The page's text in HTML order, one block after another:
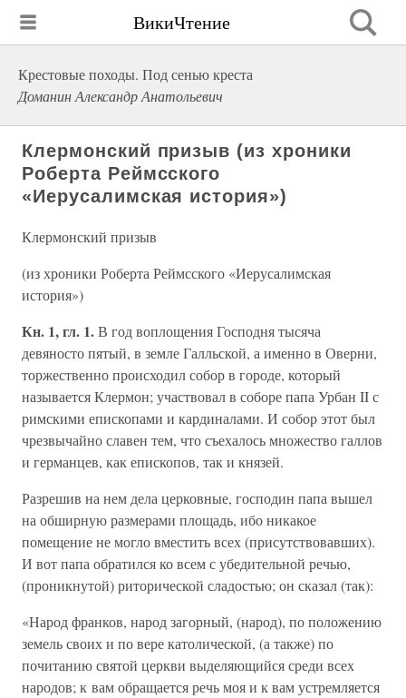
ВикиЧтение
Крестовые походы. Под сенью креста
Доманин Александр Анатольевич
Клермонский призыв (из хроники
Роберта Реймсского
«Иерусалимская история»)
Клермонский призыв
(из хроники Роберта Реймсского «Иерусалимская
история»)
Кн. 1, гл. 1.В год воплощения Господня тысяча
девяносто пятый, в земле Галльской, а именно в Оверни,
торжественно происходил собор в городе, который
называется Клермон; участвовал в соборе папа Урбан II с
римскими епископами и кардиналами. И собор этот был
чрезвычайно славен тем, что съехалось множество галлов
и германцев, как епископов, так и князей.
Разрешив на нем дела церковные, господин папа вышел
на обширную размерами площадь, ибо никакое
помещение не могло вместить всех (присутствовавших).
И вот папа обратился ко всем с убедительной речью,
(проникнутой) риторической сладостью; он сказал (так):
«Народ франков, народ загорный, (народ), по положению
земель своих и по вере католической, (а также) по
почитанию святой церкви выделяющийся среди всех
народов; к вам обращается речь моя и к вам устремляется